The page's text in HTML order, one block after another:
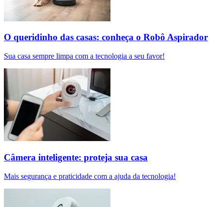
O queridinho das casas: conheça o Robô Aspirador
Sua casa sempre limpa com a tecnologia a seu favor!
Câmera inteligente: proteja sua casa
Mais segurança e praticidade com a ajuda da tecnologia!